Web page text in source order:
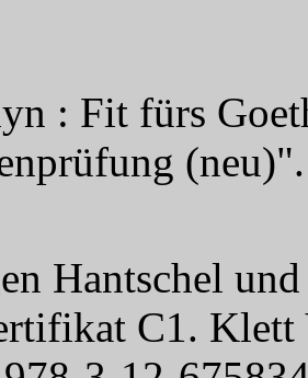
: Fit fürs
Hantschel
C1.